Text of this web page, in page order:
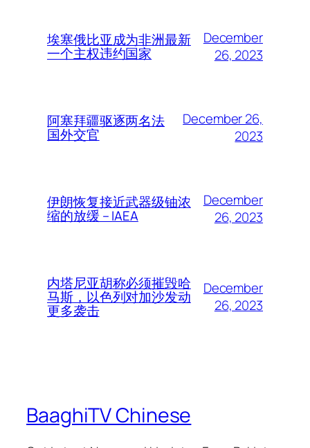
埃塞俄比亚成为非洲最新
一个主权违约国家
December
26, 2023
阿塞拜疆驱逐两名法
国外交官
December 26,
2023
伊朗恢复接近武器级铀浓
缩的放缓 – IAEA
December
26, 2023
内塔尼亚胡称必须摧毁哈
马斯，以色列对加沙发动
更多袭击
December
26, 2023
BaaghiTV Chinese